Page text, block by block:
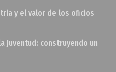
y el valor de los oficios
Juventud: construyendo un